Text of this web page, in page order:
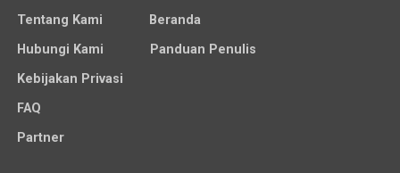
Tentang Kami
Beranda
Hubungi Kami
Panduan Penulis
Kebijakan Privasi
FAQ
Partner